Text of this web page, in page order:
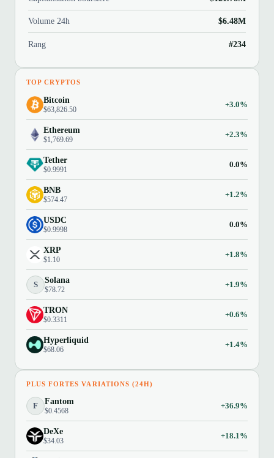
Volume 24h $6.48M
Rang #234
TOP CRYPTOS
Bitcoin
$63,826.50
+3.0%
Ethereum
$1,769.69
+2.3%
Tether
$0.9991
0.0%
BNB
$574.47
+1.2%
USDC
$0.9998
0.0%
XRP
$1.10
+1.8%
S Solana
$78.72
+1.9%
TRON
$0.3311
+0.6%
Hyperliquid
$68.06
+1.4%
PLUS FORTES VARIATIONS (24H)
F Fantom
$0.4568
+36.9%
DeXe
$34.03
+18.1%